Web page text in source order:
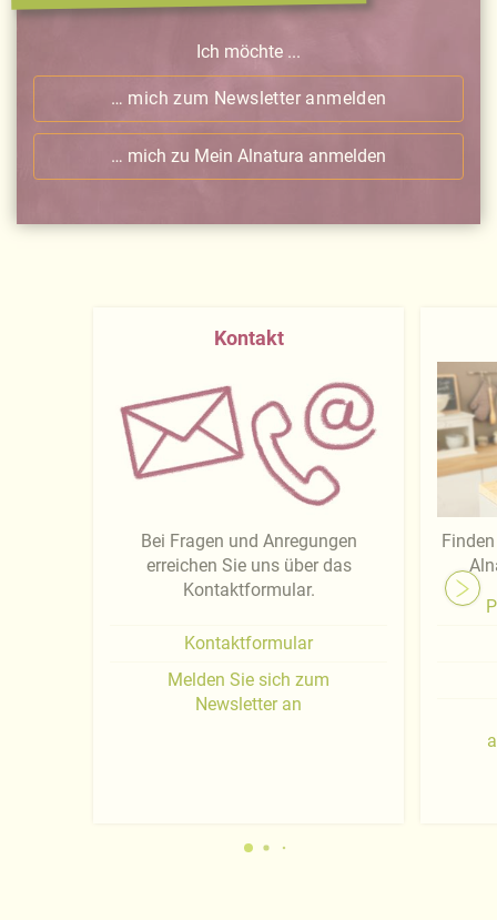
Ich möchte ...
… mich zum Newsletter anmelden
… mich zu Mein Alnatura anmelden
Kontakt
Bei Fragen und Anregungen
erreichen Sie uns über das
Kontaktformular.
Kontaktformular
Melden Sie sich zum
Newsletter an